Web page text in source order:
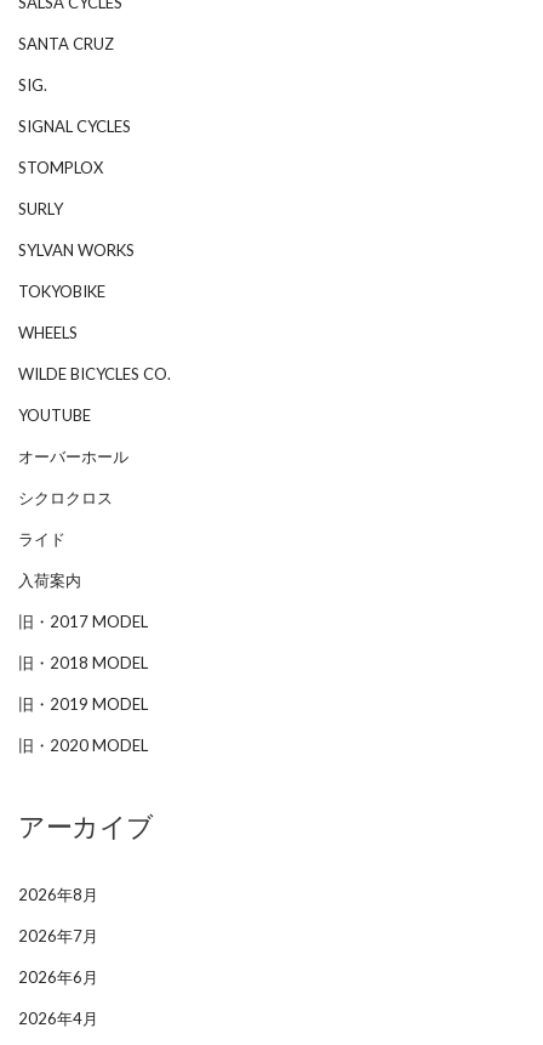
SANTA CRUZ
SIG.
SIGNAL CYCLES
STOMPLOX
SURLY
SYLVAN WORKS
TOKYOBIKE
WHEELS
WILDE BICYCLES CO.
YOUTUBE
オーバーホール
シクロクロス
ライド
入荷案内
旧・2017 MODEL
旧・2018 MODEL
旧・2019 MODEL
旧・2020 MODEL
アーカイブ
2026年8月
2026年7月
2026年6月
2026年4月